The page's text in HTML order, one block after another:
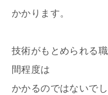
かかります。
技術がもとめられる
間程度は
かかるのではないでし